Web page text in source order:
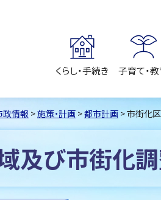
くらし・手続き 子育て・
政情報 >施策・計画 >都市計画 > 市街化
及び市街化